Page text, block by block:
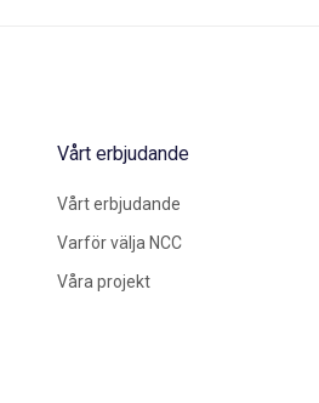
Vårt erbjudande
Vårt erbjudande
Varför välja NCC
Våra projekt